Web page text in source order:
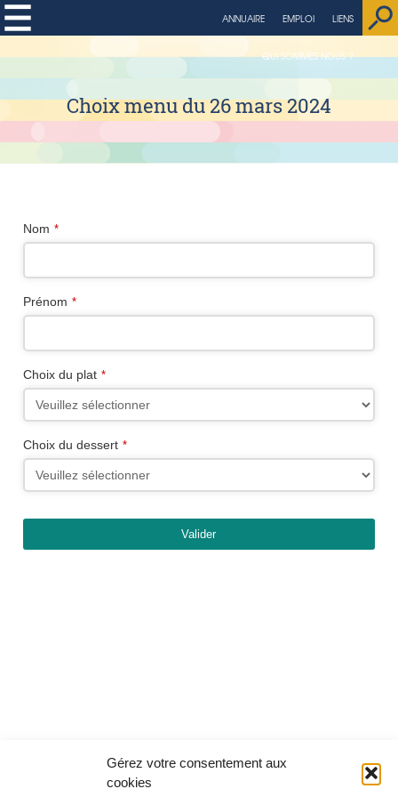
Gérez votre consentement aux
cookies
LIENS
EMPLOI
ANNUAIRE
QUI SOMMES NOUS ?
string(4) "page"
Choix menu du 26 mars 2024
Nom *
Prénom *
Choix du plat *
Business
Email
Choix du dessert *
Valider